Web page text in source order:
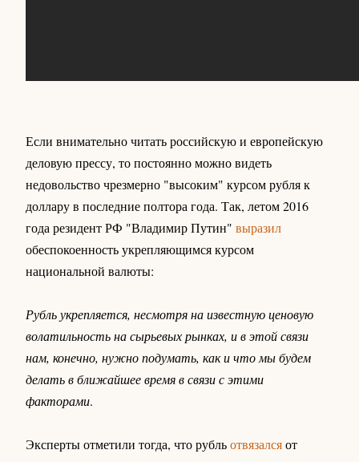
Если внимательно читать российскую и европейскую
деловую прессу, то постоянно можно видеть
недовольство чрезмерно "высоким" курсом рубля к
доллару в последние полтора года. Так, летом 2016
года резидент РФ "Владимир Путин" выразил
обеспокоенность укрепляющимся курсом
национальной валюты:
Рубль укрепляется, несмотря на известную ценовую
волатильность на сырьевых рынках, и в этой связи
нам, конечно, нужно подумать, как и что мы будем
делать в ближайшее время в связи с этими
факторами.
Эксперты отметили тогда, что рубльотвязалсяот